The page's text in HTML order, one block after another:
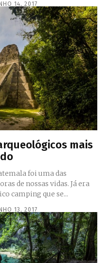
14, 2017
mais
foi uma das
nossas vidas. Já era
camping que se...
13, 2017